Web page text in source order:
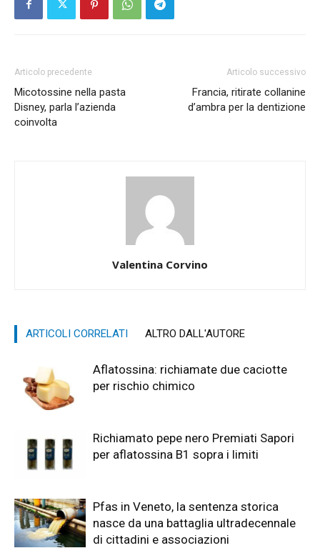
Articolo precedente
Micotossine nella pasta
Disney, parla l’azienda
coinvolta
Articolo successivo
Francia, ritirate collanine
d’ambra per la dentizione
Valentina Corvino
ARTICOLI CORRELATI ALTRO DALL'AUTORE
Aflatossina: richiamate due caciotte
per rischio chimico
Richiamato pepe nero Premiati Sapori
per aflatossina B1 sopra i limiti
Pfas in Veneto, la sentenza storica
nasce da una battaglia ultradecennale
di cittadini e associazioni